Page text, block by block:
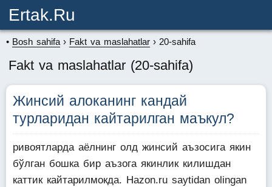
Ertak.ru
Bosh sahifa Fakt va maslahatlar 20-sahifa
Fakt va maslahatlar (20-sahifa)
Жинсий алоканинг кандай
турларидан кайтарилган маъкул?
ривоятларда аёлнинг олд жинсий аъзосига якин
бўлган бошка бир аъзога якинлик килишдан
каттик кайтарилмокда. Hazon.ru saytidan olingan